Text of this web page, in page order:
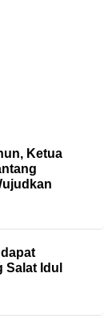
Ketua
Idul